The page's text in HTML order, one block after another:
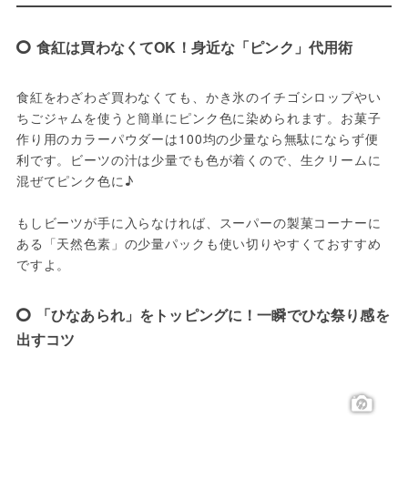
食紅は買わなくてOK！身近な「ピンク」代用術
食紅をわざわざ買わなくても、かき氷のイチゴシロップやい
ちごジャムを使うと簡単にピンク色に染められます。お菓子
作り用のカラーパウダーは100均の少量なら無駄にならず便
利です。ビーツの汁は少量でも色が着くので、生クリームに
混ぜてピンク色に♪
もしビーツが手に入らなければ、スーパーの製菓コーナーに
ある「天然色素」の少量パックも使い切りやすくておすすめ
ですよ。
「ひなあられ」をトッピングに！一瞬でひな祭り感を
出すコツ